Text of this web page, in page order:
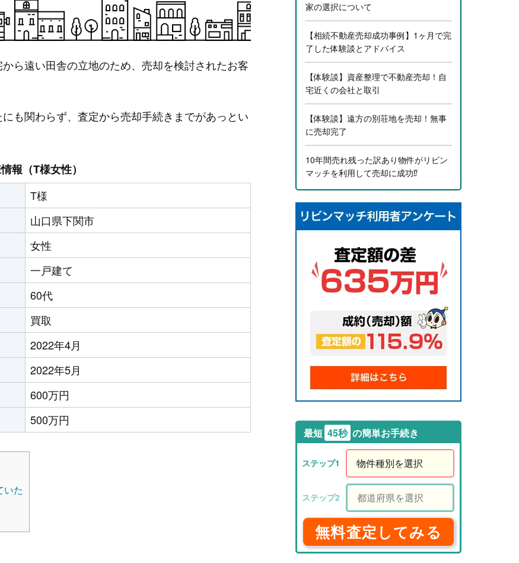
ら遠い田舎の立地のため、売却を検討されたお客
も関わらず、査定から売却手続きまでがあっとい
報（T様女性）
T様
山口県下関市
女性
一戸建て
60代
買取
2022年4月
2022年5月
600万円
500万円
いた
家の選択について
【相続不動産売却成功事例】1ヶ月で完
了した体験談とアドバイス
【体験談】資産整理で不動産売却！自
宅近くの会社と取引
【体験談】遠方の別荘地を売却！無事
に売却完了
10年間売れ残った訳あり物件がリビン
マッチを利用して売却に成功⁉
最短 45秒 の簡単お手続き
無料査定してみる